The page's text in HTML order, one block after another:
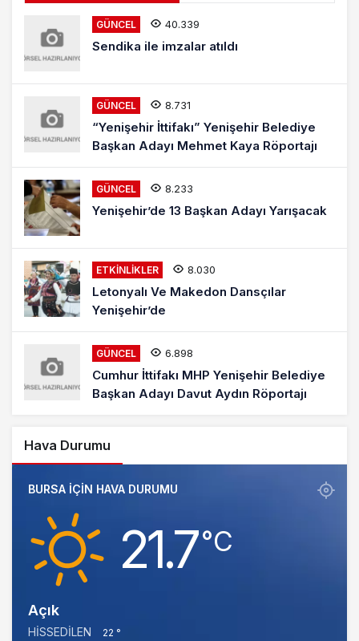
GÜNCEL 40.339
Sendika ile imzalar atıldı
GÜNCEL 8.731
“Yenişehir İttifakı” Yenişehir Belediye
Başkan Adayı Mehmet Kaya Röportajı
GÜNCEL 8.233
Yenişehir’de 13 Başkan Adayı Yarışacak
ETKINLIKLER 8.030
Letonyalı Ve Makedon Dansçılar
Yenişehir’de
GÜNCEL 6.898
Cumhur İttifakı MHP Yenişehir Belediye
Başkan Adayı Davut Aydın Röportajı
Hava Durumu
BURSA IÇIN HAVA DURUMU
21.7‎°C
Açık
HISSEDILEN 22 °